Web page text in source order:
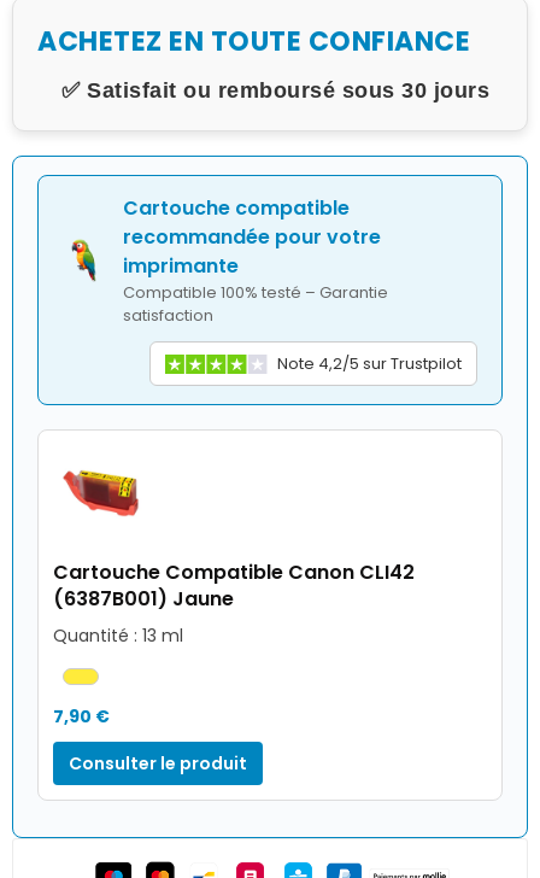
ACHETEZ EN TOUTE CONFIANCE
✅ Satisfait ou remboursé sous 30 jours
Cartouche compatible
recommandée pour votre
imprimante
Compatible 100% testé – Garantie
satisfaction
Note 4,2/5 sur Trustpilot
Cartouche Compatible Canon CLI42
(6387B001) Jaune
Quantité : 13 ml
7,90 €
Consulter le produit